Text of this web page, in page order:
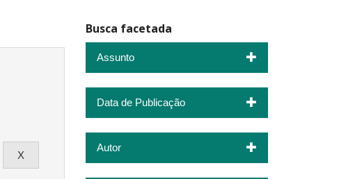
Busca facetada
Assunto
Data de Publicação
Autor